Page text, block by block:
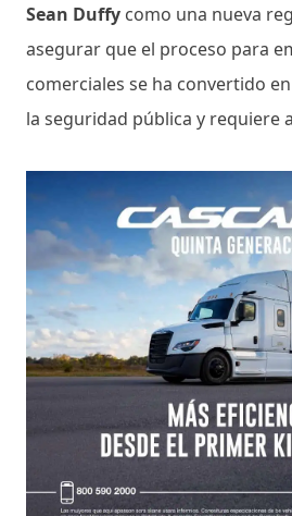
Sean Duffy como una nueva
asegurar que el proceso para
comerciales se ha convertido
la seguridad pública y requiere